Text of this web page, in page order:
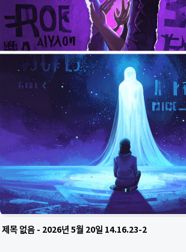
제목 없음 - 2026년 5월 20일 14.16.23-2